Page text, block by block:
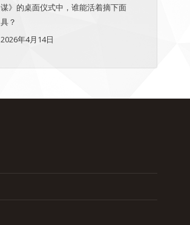
谋》的桌面仪式中，谁能活着摘下面
具？
2026年4月14日